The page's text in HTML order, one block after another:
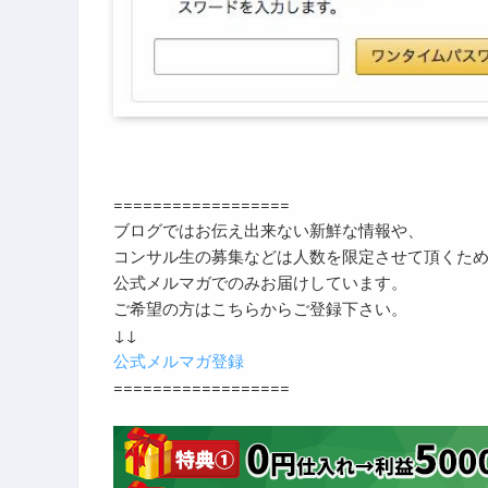
==================
ブログではお伝え出来ない新鮮な情報や、
コンサル生の募集などは人数を限定させて頂くため
公式メルマガでのみお届けしています。
ご希望の方はこちらからご登録下さい。
↓↓
公式メルマガ登録
==================